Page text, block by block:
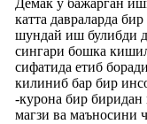
Демак у бажарган
катта давраларда
шундай иш булибди
сингари бошка
сифатида етиб
килиниб бар бир
-курона бир
магзи ва маъносини